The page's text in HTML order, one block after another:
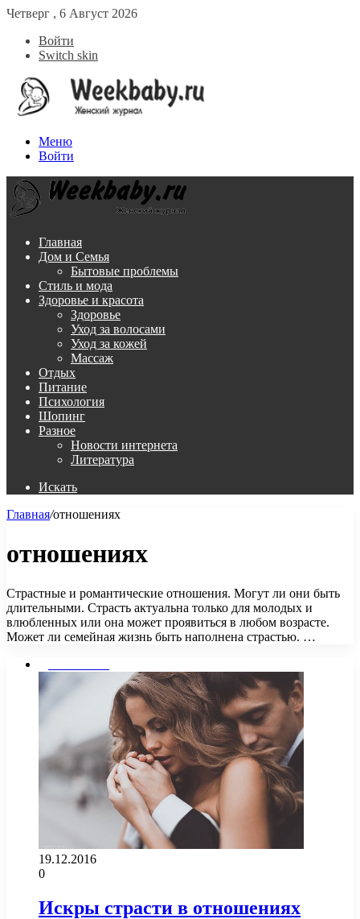
Четверг , 6 Август 2026
Войти
Switch skin
Меню
Войти
Главная
Дом и Семья
Бытовые проблемы
Стиль и мода
Здоровье и красота
Здоровье
Уход за волосами
Уход за кожей
Массаж
Отдых
Питание
Психология
Шопинг
Разное
Новости интернета
Литература
Искать
Главная/отношениях
отношениях
Страстные и романтические отношения. Могут ли они быть
длительными. Страсть актуальна только для молодых и
влюбленных или она может проявиться в любом возрасте.
Может ли семейная жизнь быть наполнена страстью. …
19.12.2016
0
Искры страсти в отношениях